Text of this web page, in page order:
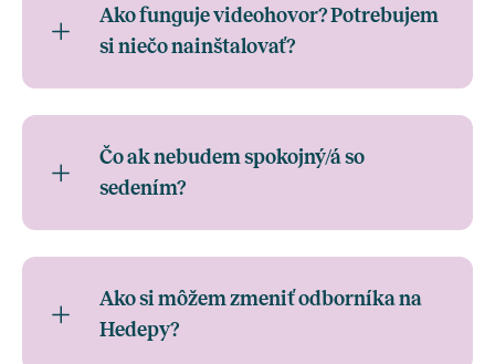
Ako funguje videohovor? Potrebujem
si niečo nainštalovať?
Čo ak nebudem spokojný/á so
sedením?
Ako si môžem zmeniť odborníka na
Hedepy?